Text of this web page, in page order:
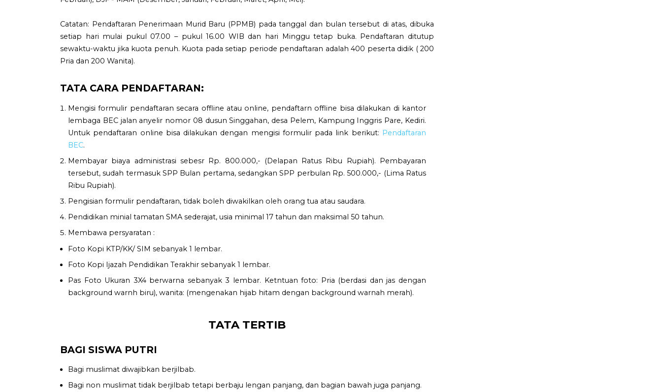
Catatan: Pendaftaran Penerimaan Murid Baru (PPMB) pada tanggal dan bulan tersebut di atas, dibuka
setiap hari mulai pukul 07.00 – pukul 16.00 WIB dan hari Minggu tetap buka. Pendaftaran ditutup
sewaktu-waktu jika kuota penuh. Kuota pada setiap periode pendaftaran adalah 400 peserta didik ( 200
Pria dan 200 Wanita).
TATA CARA PENDAFTARAN:
Mengisi formulir pendaftaran secara offline atau online, pendaftarn offline bisa dilakukan di kantor
lembaga BEC jalan anyelir nomor 08 dusun Singgahan, desa Pelem, Kampung Inggris Pare, Kediri.
Untuk pendaftaran online bisa dilakukan dengan mengisi formulir pada link berikut: Pendaftaran
BEC.
Membayar biaya administrasi sebesr Rp. 800.000,- (Delapan Ratus Ribu Rupiah). Pembayaran
tersebut, sudah termasuk SPP Bulan pertama, sedangkan SPP perbulan Rp. 500.000,- (Lima Ratus
Ribu Rupiah).
Pengisian formulir pendaftaran, tidak boleh diwakilkan oleh orang tua atau saudara.
Pendidikan minial tamatan SMA sederajat, usia minimal 17 tahun dan maksimal 50 tahun.
Membawa persyaratan :
Foto Kopi KTP/KK/ SIM sebanyak 1 lembar.
Foto Kopi Ijazah Pendidikan Terakhir sebanyak 1 lembar.
Pas Foto Ukuran 3X4 berwarna sebanyak 3 lembar. Ketntuan foto: Pria (berdasi dan jas dengan
background warnh biru), wanita: (mengenakan hijab hitam dengan background warnah merah).
TATA TERTIB
BAGI SISWA PUTRI
Bagi muslimat diwajibkan berjilbab.
Bagi non muslimat tidak berjilbab tetapi berbaju lengan panjang, dan bagian bawah juga panjang.